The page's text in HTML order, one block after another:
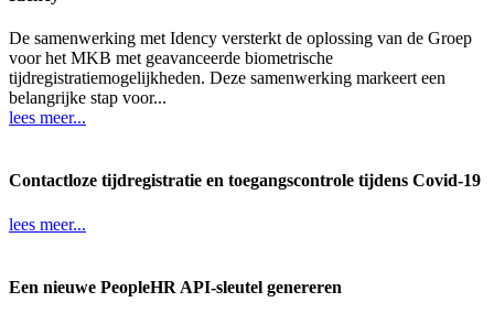
De samenwerking met Idency versterkt de oplossing van de Groep
voor het MKB met geavanceerde biometrische
tijdregistratiemogelijkheden. Deze samenwerking markeert een
belangrijke stap voor...
lees meer...
Contactloze tijdregistratie en toegangscontrole tijdens Covid-19
lees meer...
Een nieuwe PeopleHR API-sleutel genereren